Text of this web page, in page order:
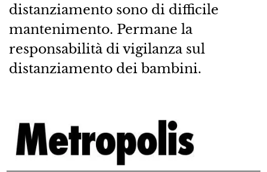
distanziamento sono di difficile
mantenimento. Permane la
responsabilità di vigilanza sul
distanziamento dei bambini.